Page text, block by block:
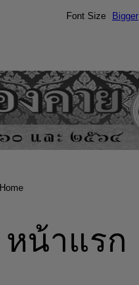
Font Size Bigger
Home
หน้าแรก